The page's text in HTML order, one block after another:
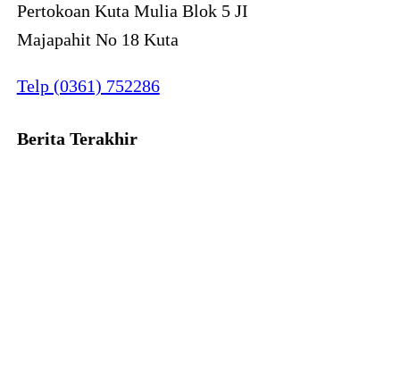
Pertokoan Kuta Mulia Blok 5 JI
Majapahit No 18 Kuta
Telp (0361) 752286
Berita Terakhir